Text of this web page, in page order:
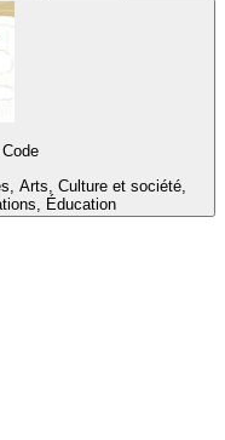
Arts, Culture et société,
Éducation